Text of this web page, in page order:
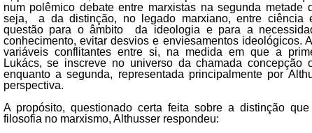
num polêmico debate entre marxistas na segunda metade
seja, a da distinção, no legado marxiano, entre ciência
questão para o âmbito da ideologia e para a
conhecimento, evitar desvios e enviesamentos ideológicos.
variáveis conflitantes entre si, na medida em que a
Lukács, se inscreve no universo da chamada concepção
enquanto a segunda, representada principalmente por
perspectiva.
A propósito, questionado certa feita sobre a distinção
filosofia no marxismo, Althusser respondeu: